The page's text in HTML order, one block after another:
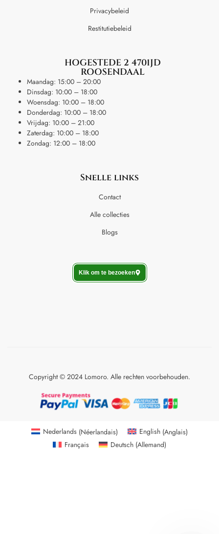
Privacybeleid
Restitutiebeleid
HOGESTEDE 2 4701JD
ROOSENDAAL
Maandag: 15:00 – 20:00
Dinsdag: 10:00 – 18:00
Woensdag: 10:00 – 18:00
Donderdag: 10:00 – 18:00
Vrijdag: 10:00 – 21:00
Zaterdag: 10:00 – 18:00
Zondag: 12:00 – 18:00
Snelle links
Contact
Alle collecties
Blogs
Klik om te bezoeken
Copyright © 2024 Lomoro. Alle rechten voorbehouden.
Nederlands (Néerlandais) English(Anglais)
Français
Deutsch(Allemand)